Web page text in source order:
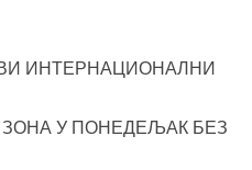
ИНТЕРНАЦИОНАЛНИ
У ПОНЕДЕЉАК БЕЗ